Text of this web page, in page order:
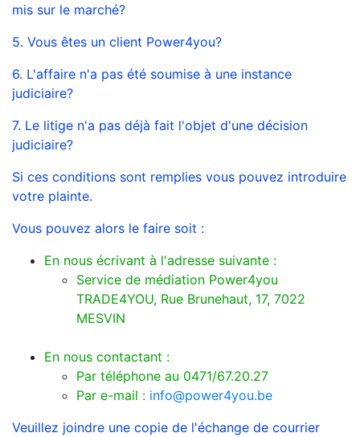
mis sur le marché?
5. Vous êtes un client Power4you?
6. L'affaire n'a pas été soumise à une instance
judiciaire?
7. Le litige n'a pas déjà fait l'objet d'une décision
judiciaire?
Si ces conditions sont remplies vous pouvez introduire
votre plainte.
Vous pouvez alors le faire soit :
En nous écrivant à l'adresse suivante :
Service de médiation Power4you
TRADE4YOU, Rue Brunehaut, 17, 7022
MESVIN
En nous contactant :
Par téléphone au 0471/67.20.27
Par e-mail : info@power4you.be
Veuillez joindre une copie de l'échange de courrier